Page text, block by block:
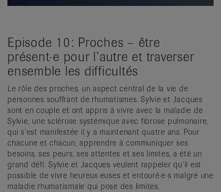
Episode 10: Proches – être
présent·e pour l’autre et traverser
ensemble les difficultés
Le rôle des proches, un aspect central de la vie de
personnes souffrant de rhumatismes. Sylvie et Jacques
sont en couple et ont appris à vivre avec la maladie de
Sylvie, une sclérose systémique avec fibrose pulmonaire,
qui s’est manifestée il y a maintenant quatre ans. Pour
chacune et chacun, apprendre à communiquer ses
besoins, ses peurs, ses attentes et ses limites, a été un
grand défi. Sylvie et Jacques veulent rappeler qu’il est
possible de vivre heureux·euses et entouré·e·s malgré une
maladie rhumatismale qui pose des limites.